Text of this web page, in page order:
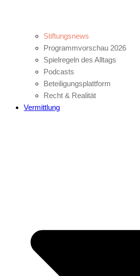
Stiftungsnews
Programmvorschau 2026
Spielregeln des Alltags
Podcasts
Beteiligungsplattform
Recht & Realität
Vermittlung